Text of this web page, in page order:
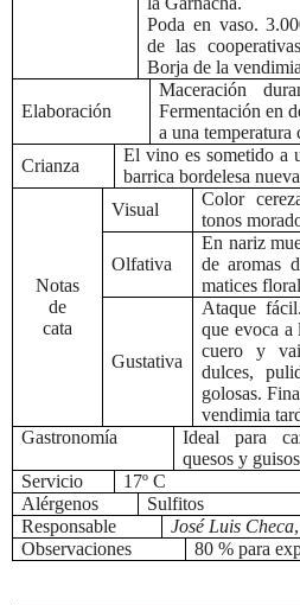
Poda en vaso.
de las
Borja de la
Elaboración
Maceración
Fermentación en
a una temperatura
Crianza
El vino es sometido a
barrica bordelesa
Notas
de
cata
Visual
Color
tonos
Olfativa
En nariz
de aromas
matices
Gustativa
Ataque
que evoca a
cuero y
dulces,
golosas.
vendimia
Gastronomía
Ideal para
quesos y
Servicio
17º C
Alérgenos
Sulfitos
Responsable
José Luis Checa
Observaciones
80 % para